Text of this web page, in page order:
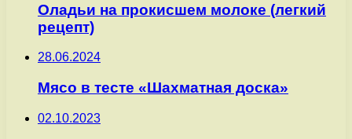
Оладьи на прокисшем молоке (легкий
рецепт)
28.06.2024
Мясо в тесте «Шахматная доска»
02.10.2023